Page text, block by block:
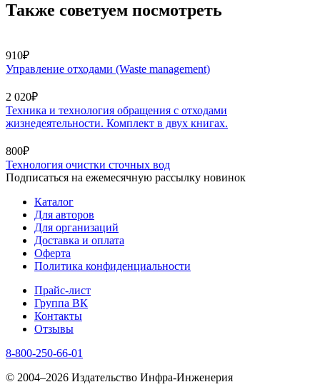
Также советуем посмотреть
910₽
Управление отходами (Waste management)
2 020₽
Техника и технология обращения с отходами
жизнедеятельности. Комплект в двух книгах.
800₽
Технология очистки сточных вод
Подписаться на ежемесячную рассылку новинок
Каталог
Для авторов
Для организаций
Доставка и оплата
Оферта
Политика конфиденциальности
Прайс-лист
Группа ВК
Контакты
Отзывы
8-800-250-66-01
© 2004–2026 Издательство Инфра-Инженерия